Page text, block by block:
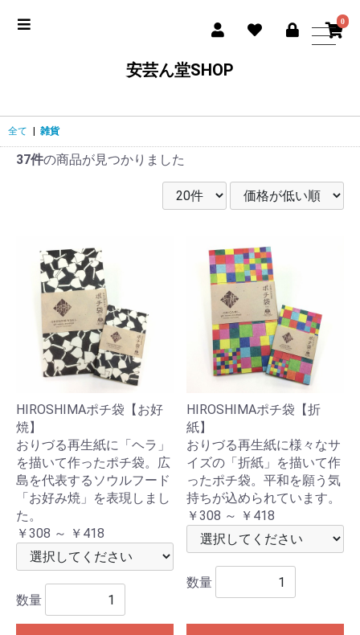
0
安芸ん堂SHOP
全て 雑貨
37件の商品が見つかりました
HIROSHIMAポチ袋【お好
焼】
おりづる再生紙に「ヘラ」
を描いて作ったポチ袋。広
島を代表するソウルフード
「お好み焼」を表現しまし
た。
￥308 ～ ￥418
数量
HIROSHIMAポチ袋【折
紙】
おりづる再生紙に様々なサ
イズの「折紙」を描いて作
ったポチ袋。平和を願う気
持ちが込められています。
￥308 ～ ￥418
数量